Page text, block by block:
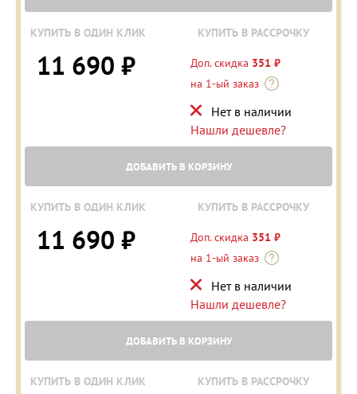
КУПИТЬ В ОДИН КЛИК КУПИТЬ В РАССРОЧКУ
11 690 ₽ Доп. скидка 351 ₽
на 1-ый заказ
Нет в наличии
Нашли дешевле?
ДОБАВИТЬ В КОРЗИНУ
КУПИТЬ В ОДИН КЛИК КУПИТЬ В РАССРОЧКУ
11 690 ₽ Доп. скидка 351 ₽
на 1-ый заказ
Нет в наличии
Нашли дешевле?
ДОБАВИТЬ В КОРЗИНУ
КУПИТЬ В ОДИН КЛИК КУПИТЬ В РАССРОЧКУ